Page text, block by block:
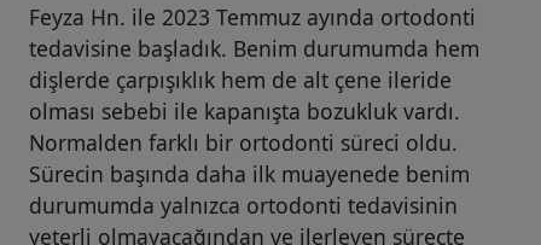
Feyza Hn. ile 2023 Temmuz ayında ortodonti
tedavisine başladık. Benim durumumda hem
dişlerde çarpışıklık hem de alt çene ileride
olması sebebi ile kapanışta bozukluk vardı.
Normalden farklı bir ortodonti süreci oldu.
Sürecin başında daha ilk muayenede benim
durumumda yalnızca ortodonti tedavisinin
yeterli olmayacağından ve ilerleyen süreçte